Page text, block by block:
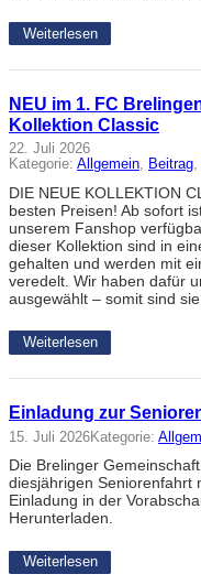
Weiterlesen
NEU im 1. FC
Kollektion Classic
22. Juli 2026
Kategorie: Allgemein, Beitrag,
DIE NEUE KOLLEKTION
besten Preisen! Ab sofort
unserem Fanshop
dieser Kollektion sind in
gehalten und werden mit
veredelt. Wir haben dafür
ausgewählt – somit sind
Weiterlesen
Einladung zur
15. Juli 2026Kategorie:
Die Brelinger
diesjährigen Seniorenfahrt
Einladung in der
Herunterladen.
Weiterlesen